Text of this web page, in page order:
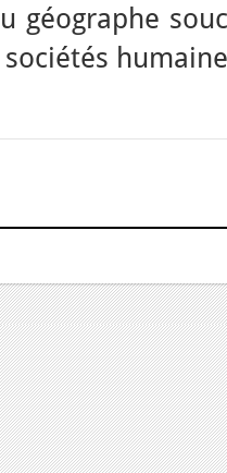
géographe
sociétés